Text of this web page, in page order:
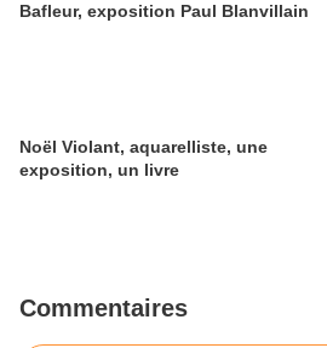
Bafleur, exposition Paul Blanvillain
Noël Violant, aquarelliste, une
exposition, un livre
Commentaires